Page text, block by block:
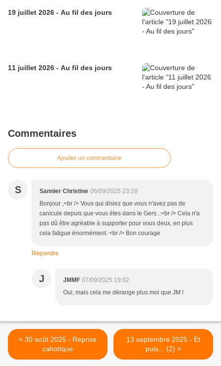
19 juillet 2026 - Au fil des jours
11 juillet 2026 - Au fil des jours
Commentaires
Ajouter un commentaire
S Sannier Christine 06/09/2025 23:28
Bonjour ,<br /> Vous qui disiez que vous n'avez pas de
canicule depuis que vous étes dans le Gers...<br /> Cela n'a
pas dû être agréable à supporter pour vous deux, en plus
cela fatigue énormément. <br /> Bon courage
Répondre
J JMMF 07/09/2025 19:02
Oui, mais cela me dérange plus moi que JM !
< 30 août 2025 - Reprise
cahotique
13 septembre 2025 - Et
puis... (2) >